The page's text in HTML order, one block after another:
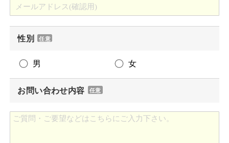
性別 任意
男 女
お問い合わせ内容 任意